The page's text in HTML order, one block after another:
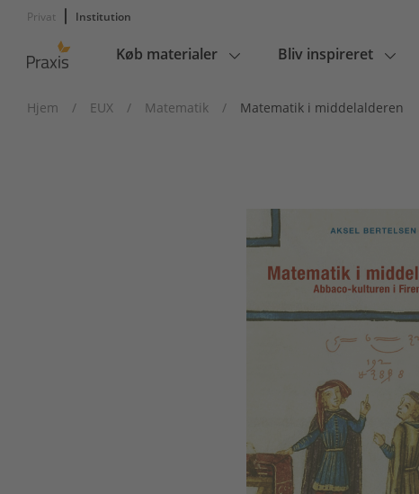
Privat Institution
Main
Køb materialer Bliv inspireret
Hjem / EUX / Matematik / Matematik i middelalderen